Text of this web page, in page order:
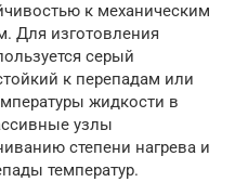
к механическим
Для изготовления
серый
к перепадам или
жидкости в
узлы
степени нагрева и
температур.